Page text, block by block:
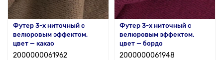
Футер 3-х ниточный с
велюровым эффектом,
цвет — какао
2000000061962
Футер 3-х ниточный с
велюровым эффектом,
цвет — бордо
2000000061948